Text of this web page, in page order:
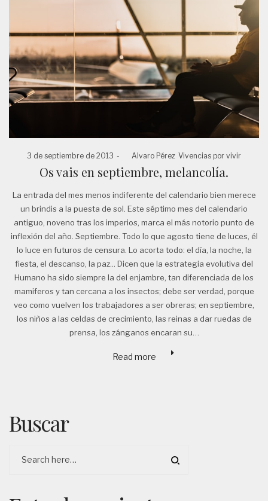
Posted
3 de septiembre de 2013 Alvaro Pérez Posted
in
Vivencias por vivir
Os vais en septiembre, melancolía.
La entrada del mes menos indiferente del calendario bien merece
un brindis a la puesta de sol. Este séptimo mes del calendario
antiguo, noveno tras los imperios, marca el más notorio punto de
inflexión del año. Septiembre. Todo lo que agosto tiene de luces, él
lo luce en futuros de censura. Lo acorta todo: el día, la noche, la
fiesta, el descanso, la paz... Dicen que la estrategia evolutiva del
Humano ha sido siempre la del enjambre, tan diferenciada de los
mamiferos y tan cercana a los insectos; debe ser verdad, porque
veo como vuelven los trabajadores a ser obreras; en septiembre,
los niños a las celdas de crecimiento, las reinas a dar ruedas de
prensa, los zánganos encaran su…
Read more
Buscar